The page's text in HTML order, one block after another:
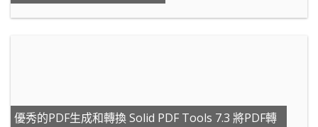
優秀的PDF生成和轉換 Solid PDF Tools 7.3 將PDF轉